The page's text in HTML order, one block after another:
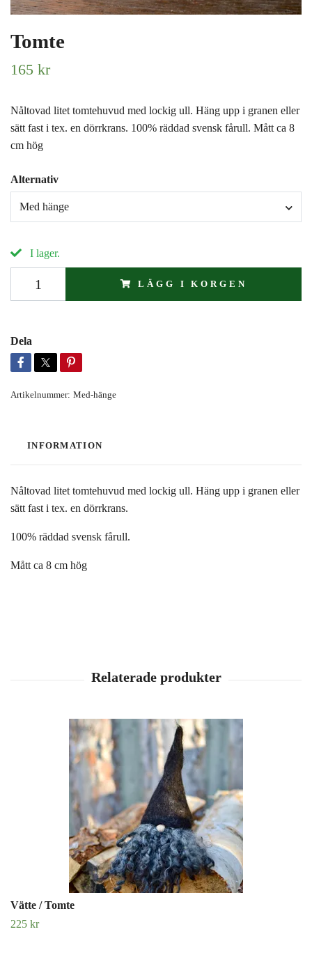
Tomte
165 kr
Nåltovad litet tomtehuvud med lockig ull. Häng upp i granen eller
sätt fast i tex. en dörrkrans. 100% räddad svensk fårull. Mått ca 8
cm hög
Alternativ
Med hänge
I lager.
LÄGG I KORGEN
Dela
Artikelnummer: Med-hänge
INFORMATION
Nåltovad litet tomtehuvud med lockig ull. Häng upp i granen eller
sätt fast i tex. en dörrkrans.
100% räddad svensk fårull.
Mått ca 8 cm hög
Vätte / Tomte
225 kr